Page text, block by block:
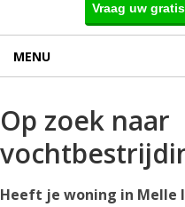
Vraag uw
MENU
Op zoek naar
Heeft je woning in Melle